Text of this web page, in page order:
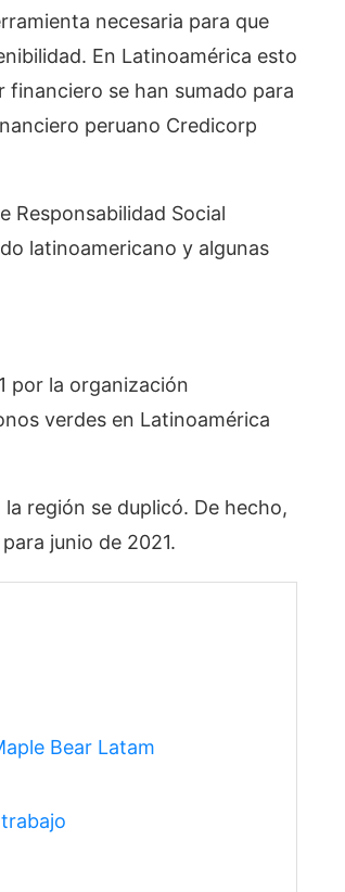
necesaria para que
En Latinoamérica esto
se han sumado para
peruano Credicorp
Responsabilidad Social
latinoamericano y algunas
por la organización
verdes en Latinoamérica
región se duplicó. De hecho,
junio de 2021.
Bear Latam